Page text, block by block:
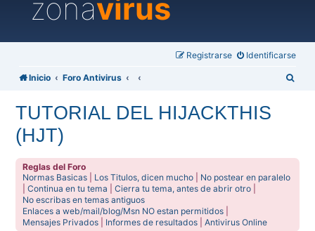
zonavirus
Identificarse
Registrarse
Inicio Foro Antivirus
TUTORIAL DEL HIJACKTHIS
(HJT)
Reglas del Foro
Normas Basicas
Los Titulos, dicen mucho
No postear en paralelo
|Continua en tu tema |Cierra tu tema, antes de abrir otro
No escribas en temas antiguos
Enlaces a web/mail/blog/Msn NO estan permitidos
Mensajes Privados
Informes de resultados |Antivirus Online